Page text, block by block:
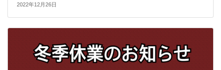
2022年12月26日